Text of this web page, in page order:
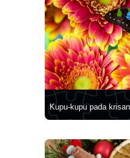
Kupu-kupu pada krisan